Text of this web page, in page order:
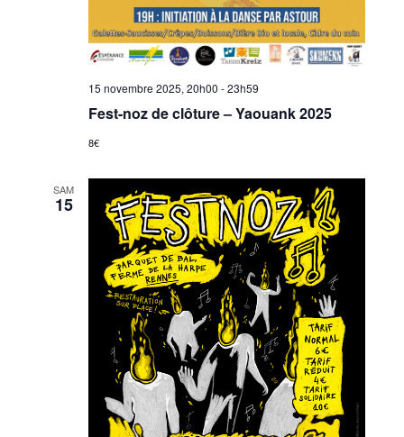
15 novembre 2025, 20h00 -23h59
Fest-noz de clôture – Yaouank 2025
8€
SAM
15